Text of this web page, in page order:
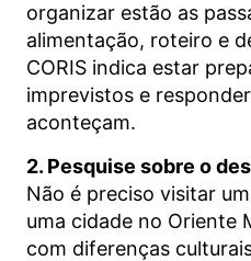
organizar estão as
alimentação, roteiro e
CORIS indica estar
imprevistos e
aconteçam.
2. Pesquise sobre o
Não é preciso visitar
uma cidade no Oriente
com diferenças